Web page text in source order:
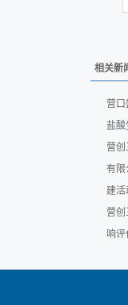
相关新
营
盐酸
营
有限
建活
营
响